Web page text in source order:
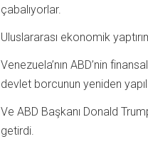
çabalıyorlar.
Uluslararası ekonomik
Venezuela’nın ABD’nin
devlet borcunun yeniden
Ve ABD Başkanı Donald
getirdi.